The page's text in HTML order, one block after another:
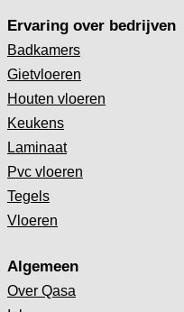
Ervaring over bedrijven
Badkamers
Gietvloeren
Houten vloeren
Keukens
Laminaat
Pvc vloeren
Tegels
Vloeren
Algemeen
Over Qasa